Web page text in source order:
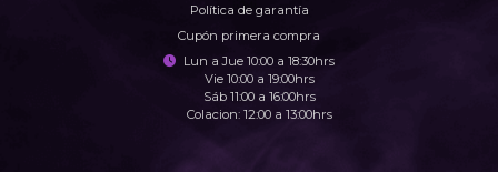
Política de garantía
Cupón primera compra
Lun a Jue 10:00 a 18:30hrs
Vie 10:00 a 19:00hrs
Sáb 11:00 a 16:00hrs
Colacion: 12:00 a 13:00hrs